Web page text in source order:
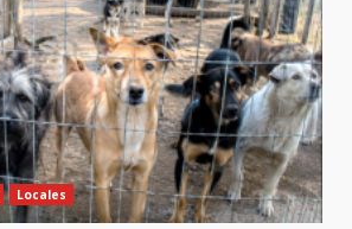
Locales